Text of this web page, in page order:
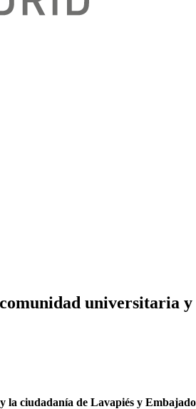
universitaria y
la ciudadanía de Lavapiés y